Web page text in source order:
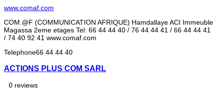
www.comaf.com
COM.@F (COMMUNICATION AFRIQUE) Hamdallaye ACI Immeuble
Magassa 2eme etages Tel: 66 44 44 40 / 76 44 44 41 / 66 44 44 41
/ 74 40 92 41 www.comaf.com
Telephone66 44 44 40
ACTIONS PLUS COM SARL
0 reviews